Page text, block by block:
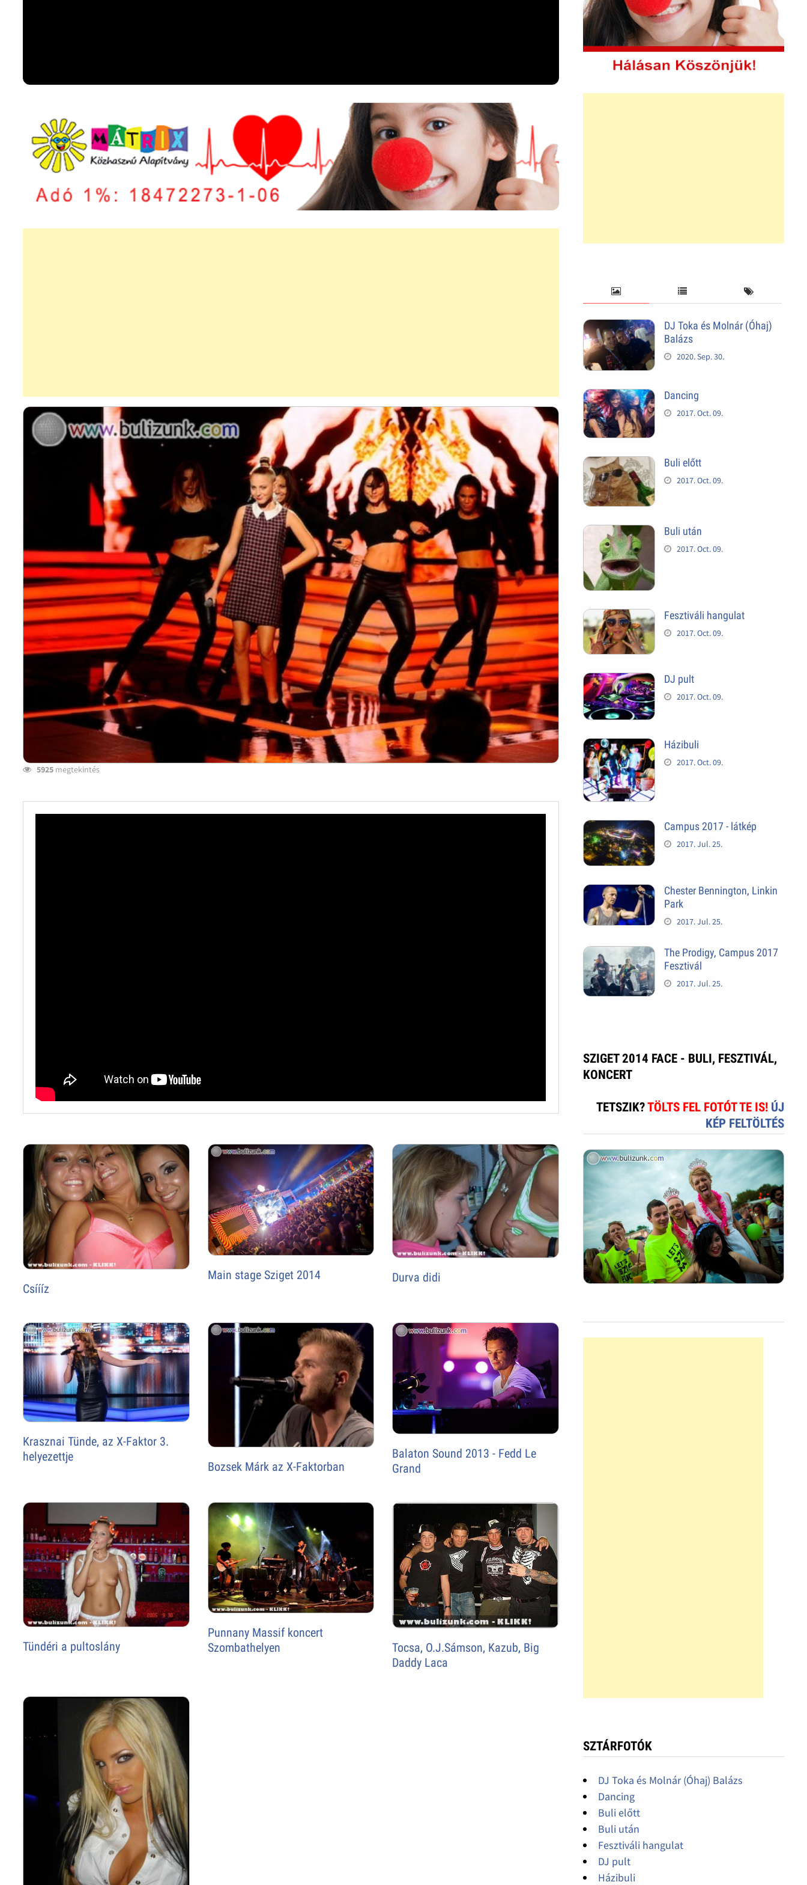
5925 megtekintés
Csíííz
Main stage Sziget 2014 Durva didi
Krasznai Tünde, az X-Faktor 3.
helyezettje
Bozsek Márk az X-Faktorban
Balaton Sound 2013 - Fedd Le
Grand
Tündéri a pultoslány
Punnany Massif koncert
Szombathelyen
Tocsa, O.J.Sámson, Kazub, Big
Daddy Laca
DJ Toka és Molnár (Óhaj)
Balázs
2020. Sep. 30.
Dancing
2017. Oct. 09.
Buli előtt
2017. Oct. 09.
Buli után
2017. Oct. 09.
Fesztiváli hangulat
2017. Oct. 09.
DJ pult
2017. Oct. 09.
Házibuli
2017. Oct. 09.
Campus 2017 - látkép
2017. Jul. 25.
Chester Bennington, Linkin
Park
2017. Jul. 25.
The Prodigy, Campus 2017
Fesztivál
2017. Jul. 25.
SZIGET 2014 FACE - BULI, FESZTIVÁL,
KONCERT
TETSZIK?TÖLTS FEL FOTÓT TE IS! ÚJ
KÉP FELTÖLTÉS
SZTÁRFOTÓK
DJ Toka és Molnár (Óhaj) Balázs
Dancing
Buli előtt
Buli után
Fesztiváli hangulat
DJ pult
Házibuli